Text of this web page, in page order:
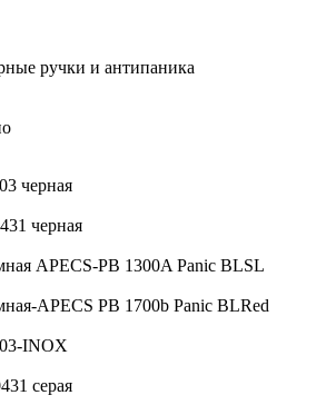
ручки и антипаника
черная
черная
APECS-PB 1300A Panic BLSL
APECS PB 1700b Panic BLRed
INOX
серая